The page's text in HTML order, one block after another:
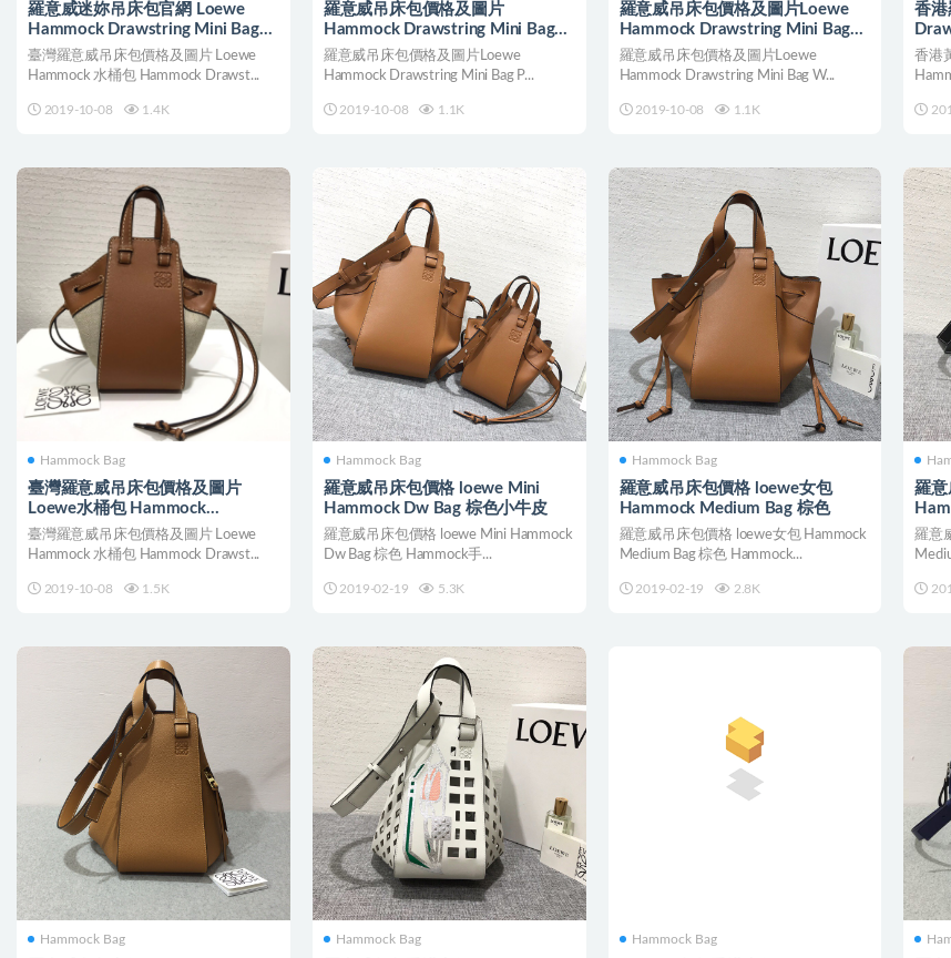
羅意威迷妳吊床包官網 Loewe
Hammock Drawstring Mini Bag
Light Oat
臺灣羅意威吊床包價格及圖片 Loewe
Hammock 水桶包 Hammock Drawst...
2019-10-08 1.4K
羅意威吊床包價格及圖片
Hammock Drawstring Mini Bag
Pastel Pink
羅意威吊床包價格及圖片Loewe
Hammock Drawstring Mini Bag P...
2019-10-08 1.1K
羅意威吊床包價格及圖片Loewe
Hammock Drawstring Mini Bag
黄色
羅意威吊床包價格及圖片Loewe
Hammock Drawstring Mini Bag W...
2019-10-08 1.1K
香港
香港
Hammock Bag
臺灣羅意威吊床包價格及圖片
Loewe水桶包 Hammock
Drawstring Mini Bag
臺灣羅意威吊床包價格及圖片 Loewe
Hammock 水桶包 Hammock Drawst...
2019-10-08 1.5K
Hammock Bag
羅意威吊床包價格 loewe Mini
Hammock Dw Bag 棕色小牛皮
羅意威吊床包價格 loewe Mini Hammock
Dw Bag 棕色 Hammock手...
2019-02-19 5.3K
Hammock Bag
羅意威吊床包價格 loewe女包
Hammock Medium Bag 棕色
羅意威吊床包價格 loewe女包 Hammock
Medium Bag 棕色 Hammock...
2019-02-19 2.8K
羅意
羅意
Hammock Bag Hammock Bag Hammock Bag